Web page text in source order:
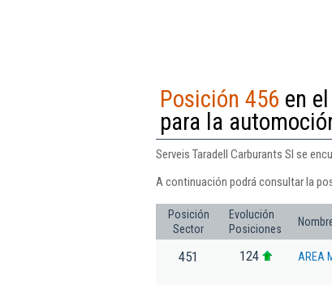
Posición 456 en
para la
Serveis Taradell Carburants Sl se
A continuación podrá consultar la
Posición
Sector
Evolución
Posiciones
451 124 AREA